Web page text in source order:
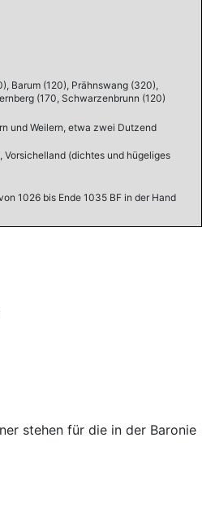
Barum (120), Prähnswang (320),
(170, Schwarzenbrunn (120)
und Weilern, etwa zwei Dutzend
Vorsichelland (dichtes und hügeliges
1026 bis Ende 1035 BF in der Hand
stehen für die in der Baronie